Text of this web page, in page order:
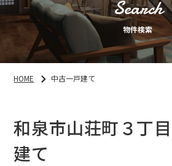
物件検索
HOME 中古一戸建て
和泉市山荘町３丁
建て